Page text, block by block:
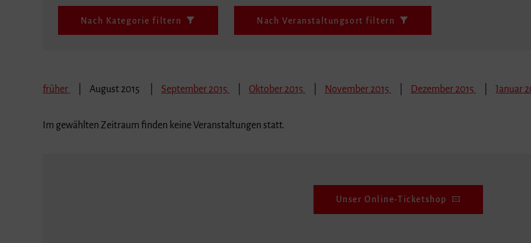
Nach Kategorie filtern Nach Veranstaltungsort filtern
früher August 2015 September 2015 Oktober 2015 November 2015 Dezember 2015 Januar
Im gewählten Zeitraum finden keine Veranstaltungen statt.
Unser Online-Ticketshop